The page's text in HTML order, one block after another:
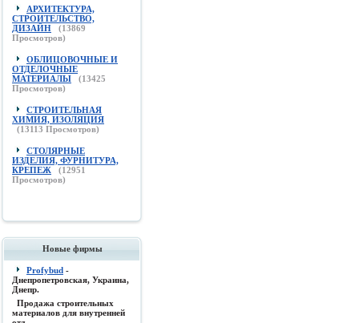
АРХИТЕКТУРА,
СТРОИТЕЛЬСТВО,
ДИЗАЙН
(13869
Просмотров)
ОБЛИЦОВОЧНЫЕ И
ОТДЕЛОЧНЫЕ
МАТЕРИАЛЫ
(13425
Просмотров)
СТРОИТЕЛЬНАЯ
ХИМИЯ, ИЗОЛЯЦИЯ
(13113 Просмотров)
СТОЛЯРНЫЕ
ИЗДЕЛИЯ, ФУРНИТУРА,
КРЕПЕЖ
(12951
Просмотров)
Новые фирмы
Profybud -
Днепропетровская, Украина,
Днепр.
Продажа строительных
материалов для внутренней